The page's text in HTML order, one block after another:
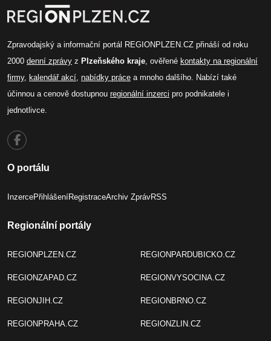
Zpravodajský a informační portál REGIONPLZEN.CZ přináší od roku
2000 denní zprávy z Plzeňského kraje , ověřené kontakty na regionální
firmy, kalendář akcí nabídky práce a mnoho dalšího. Nabízí také
účinnou a cenově dostupnou regionální inzerci pro podnikatele i
jednotlivce.
O portálu
InzercePřihlášeníRegistraceArchiv ZprávRSS
Regionální portály
REGIONPLZEN.CZ
REGIONZAPAD.CZ
REGIONJIH.CZ
REGIONPRAHA.CZ
REGIONPARDUBICKO.CZ
REGIONVYSOCINA.CZ
REGIONBRNO.CZ
REGIONZLIN.CZ